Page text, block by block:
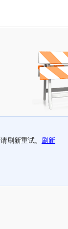
刷新重试。 刷新